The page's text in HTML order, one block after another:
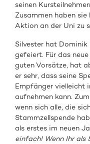
seinen
Zusammen haben
Aktion an der Uni zu
Silvester hat
gefeiert. Für das
guten Vorsätze, hat
er sehr, dass seine
Empfänger vielleicht
aufnehmen kann.
wenn sich alle, die
Stammzellspende
als erstes im neuen
einfach! Wenn Ihr als